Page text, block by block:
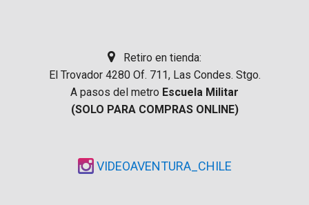
Retiro en tienda:
El Trovador 4280 Of. 711, Las Condes. Stgo.
A pasos del metro Escuela Militar
(SOLO PARA COMPRAS ONLINE)
VIDEOAVENTURA_CHILE